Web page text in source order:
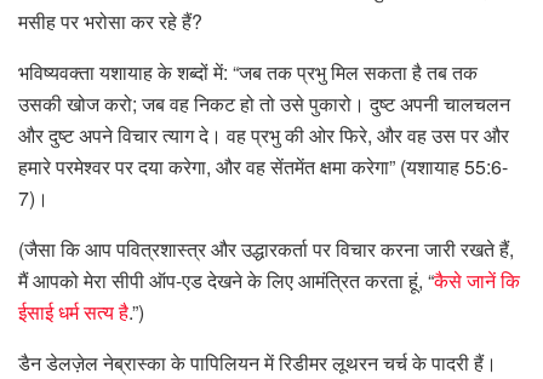
मसीह पर भरोसा कर रहे हैं?
भविष्यवक्ता यशायाह के शब्दों में: “जब तक प्रभु मिल सकता है तब तक
उसकी खोज करो; जब वह निकट हो तो उसे पुकारो। दुष्ट अपनी चालचलन
और दुष्ट अपने विचार त्याग दे। वह प्रभु की ओर फिरे, और वह उस पर और
हमारे परमेश्वर पर दया करेगा, और वह सेंतमेंत क्षमा करेगा” (यशायाह 55:6-
7)।
(जैसा कि आप पवित्रशास्त्र और उद्धारकर्ता पर विचार करना जारी रखते हैं,
मैं आपको मेरा सीपी ऑप-एड देखने के लिए आमंत्रित करता हूं, “कैसे जानें कि
ईसाई धर्म सत्य है.”)
डैन डेलज़ेल नेब्रास्का के पापिलियन में रिडीमर लूथरन चर्च के पादरी हैं।